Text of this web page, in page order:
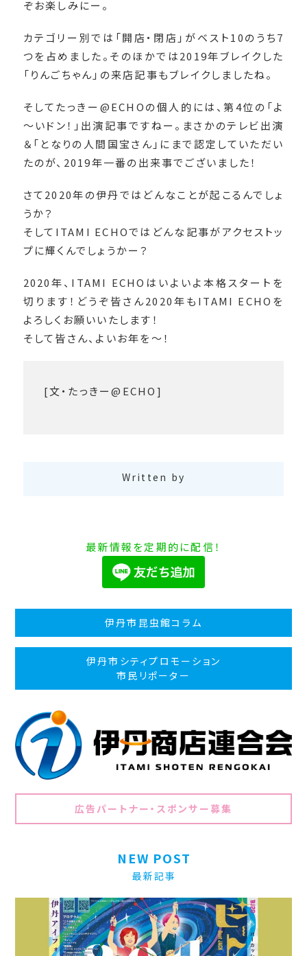
ぞお楽しみにー。
カテゴリー別では「開店・閉店」がベスト10のうち7
つを占めました。そのほかでは2019年ブレイクした
「りんごちゃん」の来店記事もブレイクしましたね。
そしてたっきー@ECHOの個人的には、第4位の「よ
～いドン！」出演記事ですねー。まさかのテレビ出演
＆「となりの人間国宝さん」にまで認定していただい
たのが、2019年一番の出来事でございました！
さて2020年の伊丹ではどんなことが起こるんでしょ
うか？
そしてITAMI ECHOではどんな記事がアクセストッ
プに輝くんでしょうかー？
2020年、ITAMI ECHOはいよいよ本格スタートを
切ります！どうぞ皆さん2020年もITAMI ECHOを
よろしくお願いいたします！
そして皆さん、よいお年を～！
[文・たっきー@ECHO]
Written by
最新情報を定期的に配信！
伊丹市昆虫館コラム
伊丹市シティプロモーション
市民リポーター
広告パートナー・スポンサー募集
NEW POST
最新記事